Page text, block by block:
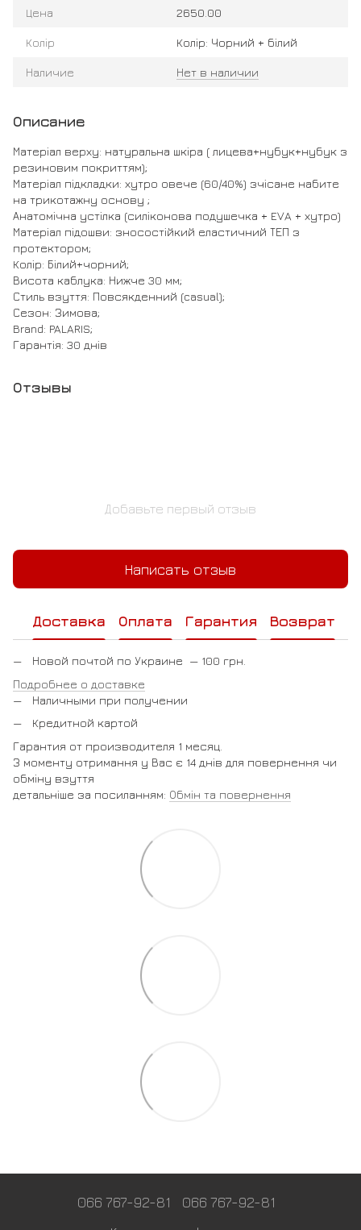
Цена 2650.00
Колір Колір: Чорний + білий
Наличие Нет в наличии
Описание
Матеріал верху: натуральна шкіра ( лицева+нубук+нубук з
резиновим покриттям);
Матеріал підкладки: хутро овече (60/40%) зчісане набите
на трикотажну основу ;
Анатомічна устілка (силіконова подушечка + EVA + хутро)
Матеріал підошви: зносостійкий еластичний ТЕП з
протектором;
Колір: Білий+чорний;
Висота каблука: Нижче 30 мм;
Стиль взуття: Повсякденний (casual);
Сезон: Зимова;
Brand: PALARIS;
Гарантія: 30 днів
Отзывы
Добавьте первый отзыв
Написать отзыв
Доставка Оплата Гарантия Возврат
Новой почтой по Украине — 100 грн.
Подробнее о доставке
Наличными при получении
Кредитной картой
Гарантия от производителя 1 месяц.
З моменту отримання у Вас є 14 днів для повернення чи
обміну взуття
детальніше за посиланням: Обмін та повернення
066 767-92-81 066 767-92-81